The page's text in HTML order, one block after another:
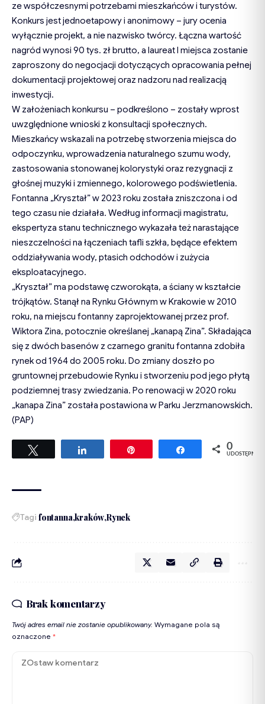
ze współczesnymi potrzebami mieszkańców i turystów.
Konkurs jest jednoetapowy i anonimowy – jury ocenia
wyłącznie projekt, a nie nazwisko twórcy. Łączna wartość
nagród wynosi 90 tys. zł brutto, a laureat I miejsca zostanie
zaproszony do negocjacji dotyczących opracowania pełnej
dokumentacji projektowej oraz nadzoru nad realizacją
inwestycji.
W założeniach konkursu – podkreślono – zostały wprost
uwzględnione wnioski z konsultacji społecznych.
Mieszkańcy wskazali na potrzebę stworzenia miejsca do
odpoczynku, wprowadzenia naturalnego szumu wody,
zastosowania stonowanej kolorystyki oraz rezygnacji z
głośnej muzyki i zmiennego, kolorowego podświetlenia.
Fontanna „Kryształ” w 2023 roku została zniszczona i od
tego czasu nie działała. Według informacji magistratu,
ekspertyza stanu technicznego wykazała też narastające
nieszczelności na łączeniach tafli szkła, będące efektem
oddziaływania wody, ptasich odchodów i zużycia
eksploatacyjnego.
„Kryształ” ma podstawę czworokąta, a ściany w kształcie
trójkątów. Stanął na Rynku Głównym w Krakowie w 2010
roku, na miejscu fontanny zaprojektowanej przez prof.
Wiktora Zina, potocznie określanej „kanapą Zina”. Składająca
się z dwóch basenów z czarnego granitu fontanna zdobiła
rynek od 1964 do 2005 roku. Do zmiany doszło po
gruntownej przebudowie Rynku i stworzeniu pod jego płytą
podziemnej trasy zwiedzania. Po renowacji w 2020 roku
„kanapa Zina” została postawiona w Parku Jerzmanowskich.
(PAP)
Udostępnij Udostępnij
0
UDOSTĘPNIEŃ
Tagi fontanna kraków Rynek
Brak komentarzy
Twój adres email nie zostanie opublikowany. Wymagane pola są
oznaczone *